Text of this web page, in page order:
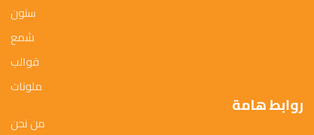
ستون
شمع
قوالب
ملونات
روابط هامة
من نحن